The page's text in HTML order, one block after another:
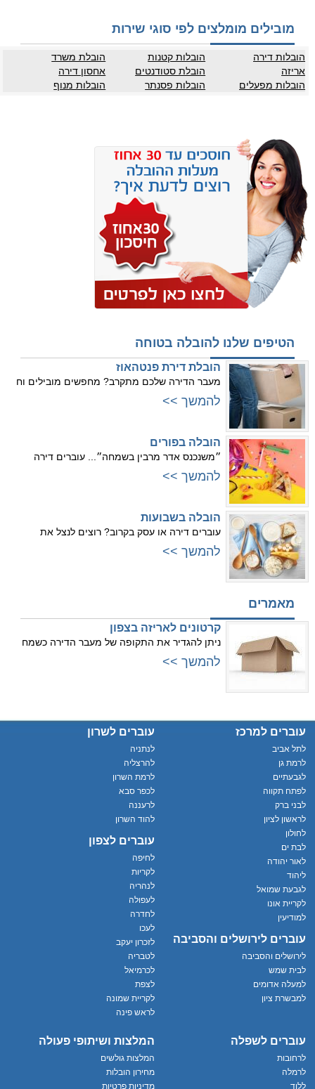
מובילים מומלצים לפי סוגי שירות
הובלות דירה הובלות קטנות
הובלת משרד
אריזה
הובלת סטודנטים
אחסון דירה
הובלות מפעלים
הובלות פסנתר הובלות מנוף
הטיפים שלנו להובלה בטוחה
הובלת דירת פנטהאוז
מעבר הדירה שלכם מתקרב? מחפשים מובילים וח
להמשך >>
הובלה בפורים
״משנכנס אדר מרבין בשמחה״... עוברים דירה
להמשך >>
הובלה בשבועות
עוברים דירה או עסק בקרוב? רוצים לנצל את
להמשך >>
מאמרים
קרטונים לאריזה בצפון
ניתן להגדיר את התקופה של מעבר הדירה כשמח
להמשך >>
עוברים למרכז
לתל אביב
לרמת גן
לגבעתיים
לפתח תקווה
לבני ברק
לראשון לציון
לחולון
לבת ים
לאור יהודה
ליהוד
לגבעת שמואל
לקריית אונו
למודיעין
עוברים לירושלים והסביבה
לירושלים והסביבה
לבית שמש
למעלה אדומים
למבשרת ציון
עוברים לשרון
לנתניה
להרצליה
לרמת השרון
לכפר סבא
לרעננה
להוד השרון
עוברים לצפון
לחיפה
לקריות
לנהריה
לעפולה
לחדרה
לעכו
לזכרון יעקב
לטבריה
לכרמיאל
לצפת
לקריית שמונה
לראש פינה
עוברים לשפלה
לרחובות
לרמלה
ללוד
המלצות ושיתופי פעולה
המלצות גולשים
מחירון הובלות
מדיניות פרטיות